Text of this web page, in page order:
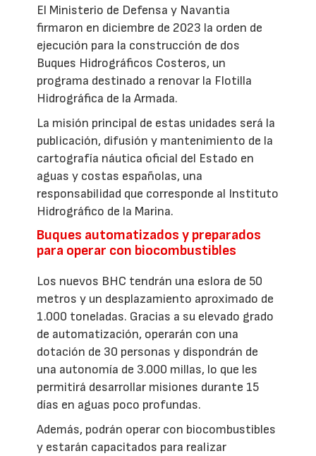
El Ministerio de Defensa y Navantia
firmaron en diciembre de 2023 la orden de
ejecución para la construcción de dos
Buques Hidrográficos Costeros, un
programa destinado a renovar la Flotilla
Hidrográfica de la Armada.
La misión principal de estas unidades será la
publicación, difusión y mantenimiento de la
cartografía náutica oficial del Estado en
aguas y costas españolas, una
responsabilidad que corresponde al Instituto
Hidrográfico de la Marina.
Buques automatizados y preparados
para operar con biocombustibles
Los nuevos BHC tendrán una eslora de 50
metros y un desplazamiento aproximado de
1.000 toneladas. Gracias a su elevado grado
de automatización, operarán con una
dotación de 30 personas y dispondrán de
una autonomía de 3.000 millas, lo que les
permitirá desarrollar misiones durante 15
días en aguas poco profundas.
Además, podrán operar con biocombustibles
y estarán capacitados para realizar